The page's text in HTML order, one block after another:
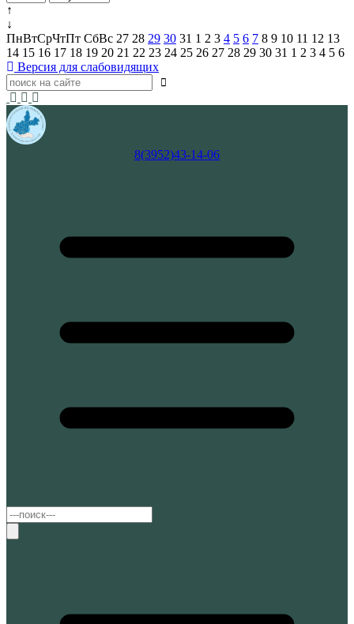
↑
↓
ПнВтСрЧтПт СбВс 27 28 29 30 31 1 2 3 4 5 6 7 8 9 10 11 12 13
14 15 16 17 18 19 20 21 22 23 24 25 26 27 28 29 30 31 1 2 3 4 5 6
Версия для слабовидящих
8(3952)43-14-06